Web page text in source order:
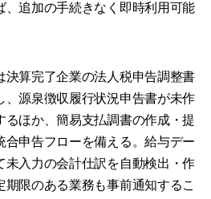
、追加の手続きなく即時利用可能
決算完了企業の法人税申告調整書
、源泉徴収履行状況申告書が未作
るほか、簡易支払調書の作成・提
合申告フローを備える。給与デー
未入力の会計仕訳を自動検出・作
期限のある業務も事前通知するこ